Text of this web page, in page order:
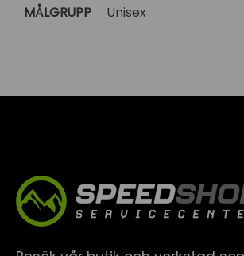
MÅLGRUPP Unisex